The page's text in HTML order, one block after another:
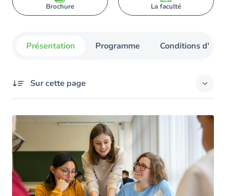
Brochure La faculté
Présentation Programme Conditions
Sur cette page
Séance d'information
Le programme
Horaire des cours
Contacts